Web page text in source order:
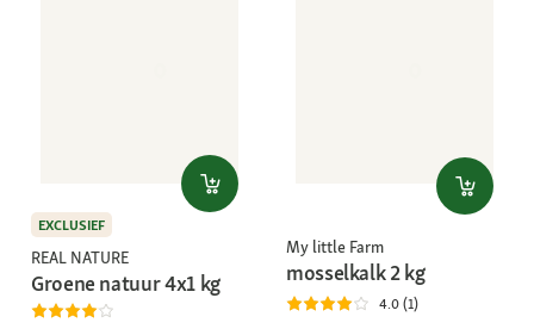
EXCLUSIEF
REAL NATURE
Groene natuur 4x1 kg
My little Farm
mosselkalk 2 kg
4.0 (1)